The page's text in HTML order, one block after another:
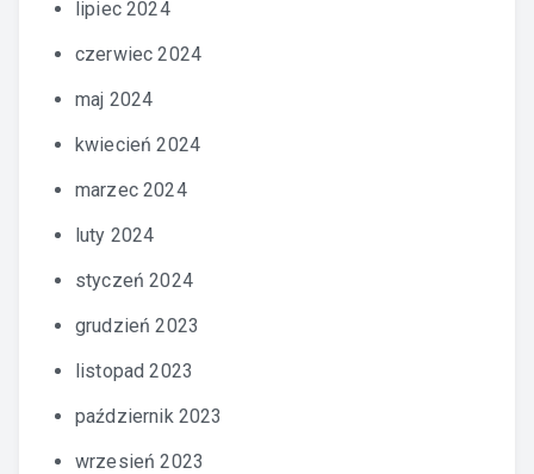
lipiec 2024
czerwiec 2024
maj 2024
kwiecień 2024
marzec 2024
luty 2024
styczeń 2024
grudzień 2023
listopad 2023
październik 2023
wrzesień 2023